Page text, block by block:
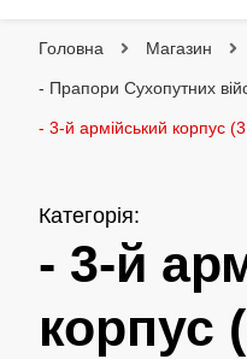
Головна Магазин
- Прапори Сухопутних
- 3-й армійський корпус
Категорія:
- 3-й
корпус